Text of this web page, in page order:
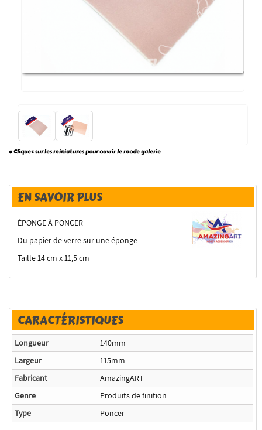
* Cliquez sur les miniatures pour ouvrir le mode galerie
EN SAVOIR PLUS
ÉPONGE À PONCER
Du papier de verre sur une éponge
Taille 14 cm x 11,5 cm
CARACTÉRISTIQUES
Longueur
140mm
Largeur
115mm
Fabricant
AmazingART
Genre
Produits de finition
Type
Poncer